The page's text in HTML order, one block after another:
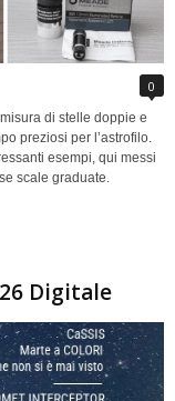
0
di stelle doppie e
preziosi per l’astrofilo.
esempi, qui messi
scale graduate.
Digitale